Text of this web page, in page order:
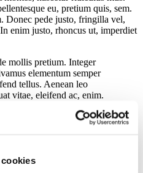
eu, pretium quis, sem.
Donec pede justo, fringilla vel,
enim justo, rhoncus ut, imperdiet
mollis pretium. Integer
elementum semper
tellus. Aenean leo
vitae, eleifend ac, enim.